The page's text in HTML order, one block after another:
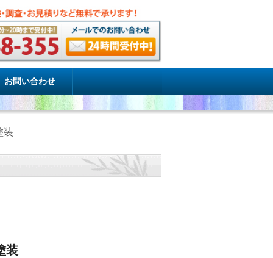
お問い合わせ
装
装